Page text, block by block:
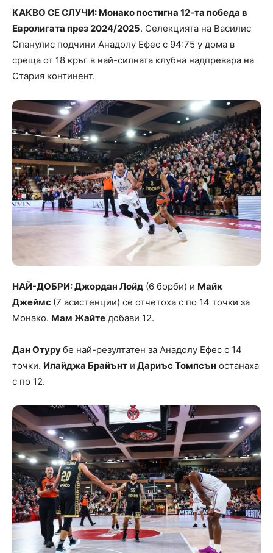
КАКВО СЕ СЛУЧИ: Монако постигна 12-та победа в
Евролигата през 2024/2025. Селекцията на Василис
Спанулис подчини Анадолу Ефес с 94:75 у дома в
среща от 18 кръг в най-силната клубна надпревара на
Стария континент.
НАЙ-ДОБРИ: Джордан Лойд (6 борби) и Майк
Джеймс (7 асистенции) се отчетоха с по 14 точки за
Монако. Мам Жайте добави 12.
Дан Отурубе най-резултатен за Анадолу Ефес с 14
точки. Илайджа Брайънт и Дариъс Томпсън останаха
с по 12.